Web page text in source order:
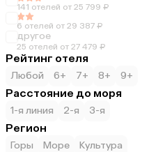
141 отелей от 25 799 ₽
6 отелей от 29 387 ₽
другое
25 отелей от 27 479 ₽
Рейтинг отеля
Любой 6+ 7+ 8+ 9+
Расстояние до моря
1-я линия 2-я 3-я
Регион
Горы Море
Культура